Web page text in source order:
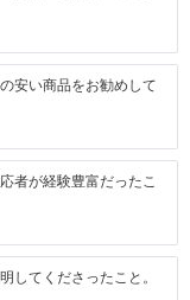
安い商品をお勧めして
者が経験豊富だったこ
してくださったこと。